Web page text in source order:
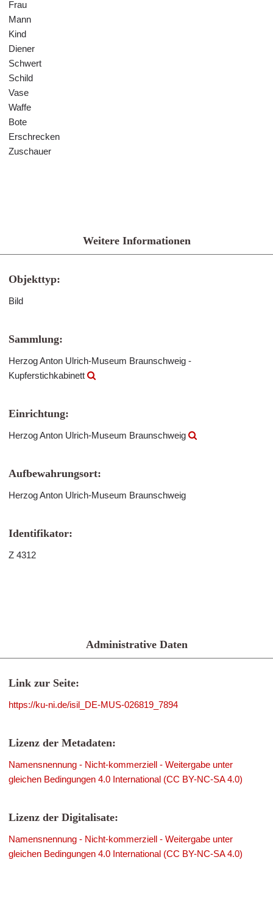
Frau
Mann
Kind
Diener
Schwert
Schild
Vase
Waffe
Bote
Erschrecken
Zuschauer
Weitere Informationen
Objekttyp:
Bild
Sammlung:
Herzog Anton Ulrich-Museum Braunschweig -
Kupferstichkabinett
Einrichtung:
Herzog Anton Ulrich-Museum Braunschweig
Aufbewahrungsort:
Herzog Anton Ulrich-Museum Braunschweig
Identifikator:
Z 4312
Administrative Daten
Link zur Seite:
https://ku-ni.de/isil_DE-MUS-026819_7894
Lizenz der Metadaten:
Namensnennung - Nicht-kommerziell - Weitergabe unter
gleichen Bedingungen 4.0 International (CC BY-NC-SA 4.0)
Lizenz der Digitalisate:
Namensnennung - Nicht-kommerziell - Weitergabe unter
gleichen Bedingungen 4.0 International (CC BY-NC-SA 4.0)